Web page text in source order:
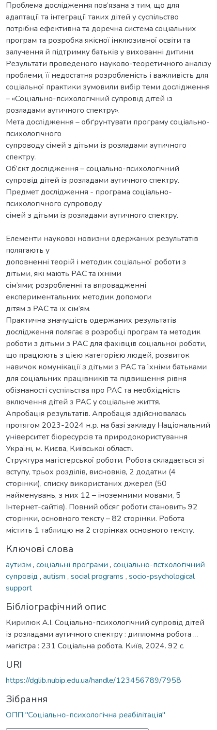
Проблема дослідження пов’язана з тим, що для
адаптації та інтеграції таких дітей у суспільство
потрібна ефективна та доречна система соціальних
програм та розробка якісної інклюзивної освіти та
залучення й підтримку батьків у вихованні дитини.
Результати проведеного науково-теоретичного аналізу
проблеми, її недостатня розробленість і важливість для
соціальної практики зумовили вибір теми дослідження
– «Соціально-психологічний супровід дітей із
розладами аутичного спектру».
Мета дослідження – обґрунтувати програму соціально-
психологічного
супроводу сімей з дітьми із розладами аутичного
спектру.
Об’єкт дослідження – соціально-психологічний
супровід дітей із розладами аутичного спектру.
Предмет дослідження - програма соціально-
психологічного супроводу
сімей з дітьми із розладами аутичного спектру.
Елементи наукової новизни одержаних результатів
полягають у
доповненні теорій і методик соціальної роботи з
дітьми, які мають РАС та їхніми
сім’ями; розробленні та впровадженні
експериментальних методик допомоги
дітям з РАС та їх сім’ям.
Практична значущість одержаних результатів
дослідження полягає в розробці програм та методик
роботи з дітьми з РАС для фахівців соціальної роботи,
що працюють з цією категорією людей, розвиток
навичок комунікації з дітьми з РАС та їхніми батьками
для соціальних працівників та підвищення рівня
обізнаності суспільства про РАС та необхідність
включення дітей з РАС у соціальне життя.
Апробація результатів. Апробація здійснювалась
протягом 2023-2024 н.р. на базі закладу Національний
університет біоресурсів та природокористування
Україні, м. Києва, Київської області.
Структура магістерської роботи. Робота складається зі
вступу, трьох розділів, висновків, 2 додатки (4
сторінки), списку використаних джерел (50
найменувань, з них 12 – іноземними мовами, 5
Інтернет-сайтів). Повний обсяг роботи становить 92
сторінки, основного тексту – 82 сторінки. Робота
містить 1 таблицю на 2 сторінках основного тексту.
Ключові слова
аутизм , соціальні програми , соціально-пстхологічний
супровід , autism , social programs , socio-psychological
support
Бібліографічний опис
Кирилюк А.І. Соціально-психологічний супровід дітей
із розладами аутичного спектру : дипломна робота …
магістра : 231 Соціальна робота. Київ, 2024. 92 с.
URI
https://dglib.nubip.edu.ua/handle/123456789/7958
Зібрання
ОПП "Соціально-психологічна реабілітація"